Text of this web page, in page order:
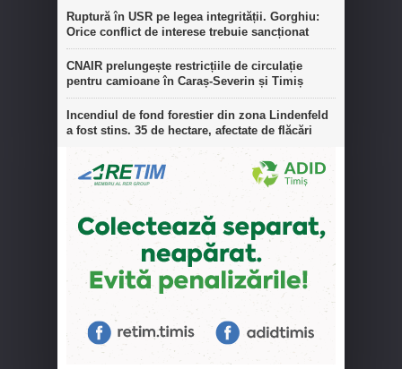
Ruptură în USR pe legea integrității. Gorghiu:
Orice conflict de interese trebuie sancționat
CNAIR prelungește restricțiile de circulație
pentru camioane în Caraș-Severin și Timiș
Incendiul de fond forestier din zona Lindenfeld
a fost stins. 35 de hectare, afectate de flăcări